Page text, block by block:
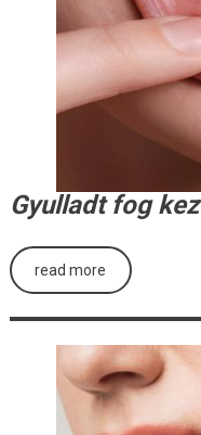
Gyulladt fog
read more